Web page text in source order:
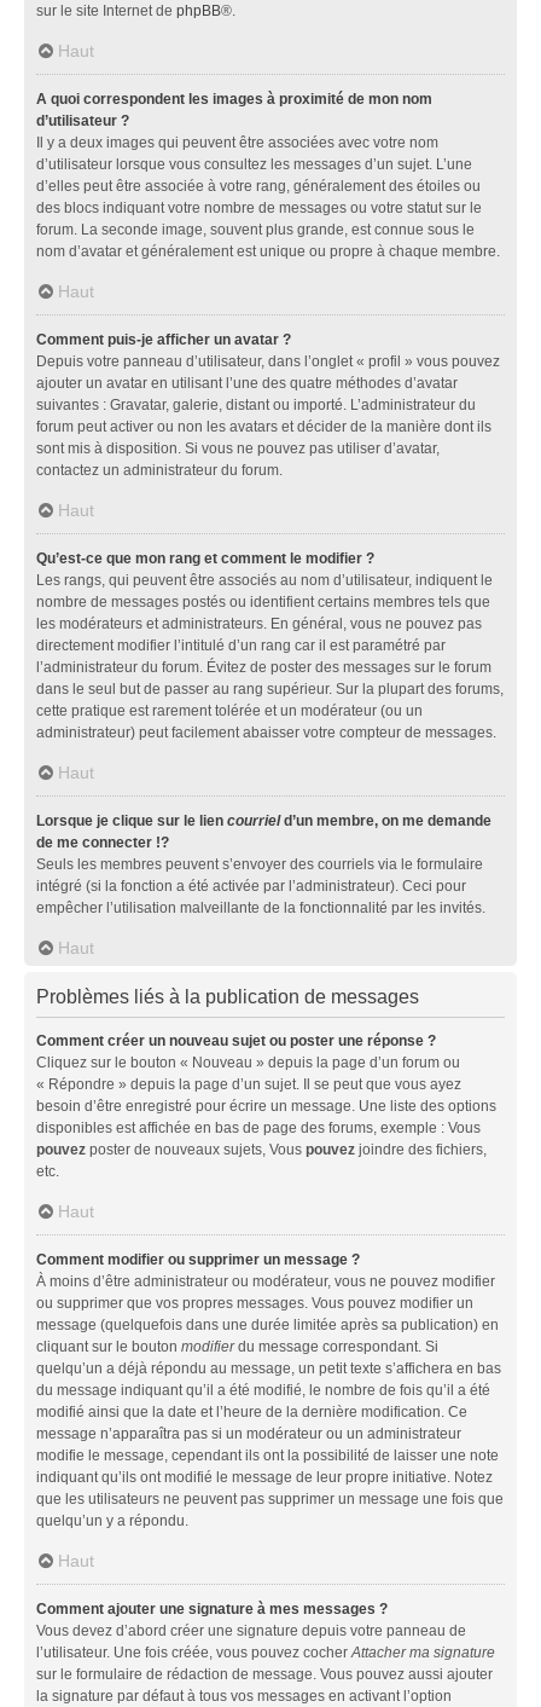
sur le site Internet de phpBB®.
Haut
A quoi correspondent les images à proximité de mon nom
d’utilisateur ?
Il y a deux images qui peuvent être associées avec votre nom
d’utilisateur lorsque vous consultez les messages d’un sujet. L’une
d’elles peut être associée à votre rang, généralement des étoiles ou
des blocs indiquant votre nombre de messages ou votre statut sur le
forum. La seconde image, souvent plus grande, est connue sous le
nom d’avatar et généralement est unique ou propre à chaque membre.
Haut
Comment puis-je afficher un avatar ?
Depuis votre panneau d’utilisateur, dans l’onglet « profil » vous pouvez
ajouter un avatar en utilisant l’une des quatre méthodes d’avatar
suivantes : Gravatar, galerie, distant ou importé. L’administrateur du
forum peut activer ou non les avatars et décider de la manière dont ils
sont mis à disposition. Si vous ne pouvez pas utiliser d’avatar,
contactez un administrateur du forum.
Haut
Qu’est-ce que mon rang et comment le modifier ?
Les rangs, qui peuvent être associés au nom d’utilisateur, indiquent le
nombre de messages postés ou identifient certains membres tels que
les modérateurs et administrateurs. En général, vous ne pouvez pas
directement modifier l’intitulé d’un rang car il est paramétré par
l’administrateur du forum. Évitez de poster des messages sur le forum
dans le seul but de passer au rang supérieur. Sur la plupart des forums,
cette pratique est rarement tolérée et un modérateur (ou un
administrateur) peut facilement abaisser votre compteur de messages.
Haut
Lorsque je clique sur le lien courrield’un membre, on me demande
de me connecter !?
Seuls les membres peuvent s’envoyer des courriels via le formulaire
intégré (si la fonction a été activée par l’administrateur). Ceci pour
empêcher l’utilisation malveillante de la fonctionnalité par les invités.
Haut
Problèmes liés à la publication de messages
Comment créer un nouveau sujet ou poster une réponse ?
Cliquez sur le bouton « Nouveau » depuis la page d’un forum ou
« Répondre » depuis la page d’un sujet. Il se peut que vous ayez
besoin d’être enregistré pour écrire un message. Une liste des options
disponibles est affichée en bas de page des forums, exemple : Vous
pouvez poster de nouveaux sujets, Vous pouvez joindre des fichiers,
etc.
Haut
Comment modifier ou supprimer un message ?
À moins d’être administrateur ou modérateur, vous ne pouvez modifier
ou supprimer que vos propres messages. Vous pouvez modifier un
message (quelquefois dans une durée limitée après sa publication) en
cliquant sur le bouton modifierdu message correspondant. Si
quelqu’un a déjà répondu au message, un petit texte s’affichera en bas
du message indiquant qu’il a été modifié, le nombre de fois qu’il a été
modifié ainsi que la date et l’heure de la dernière modification. Ce
message n’apparaîtra pas si un modérateur ou un administrateur
modifie le message, cependant ils ont la possibilité de laisser une note
indiquant qu’ils ont modifié le message de leur propre initiative. Notez
que les utilisateurs ne peuvent pas supprimer un message une fois que
quelqu’un y a répondu.
Haut
Comment ajouter une signature à mes messages ?
Vous devez d’abord créer une signature depuis votre panneau de
l’utilisateur. Une fois créée, vous pouvez cocherAttacher ma signature
sur le formulaire de rédaction de message. Vous pouvez aussi ajouter
la signature par défaut à tous vos messages en activant l’option